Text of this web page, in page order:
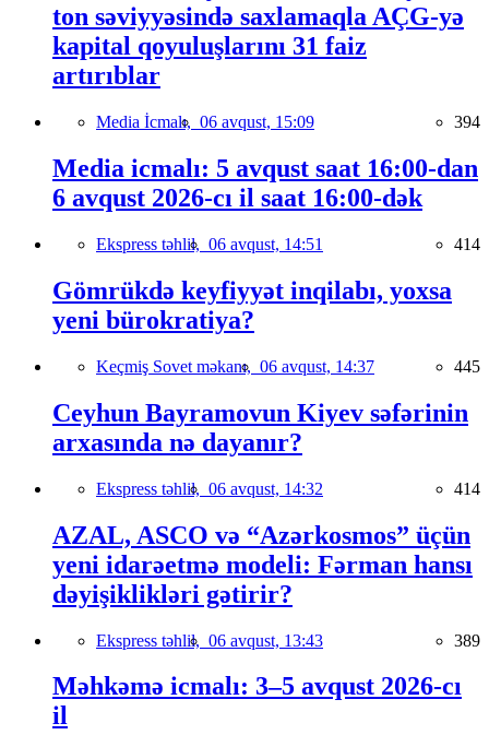
ton səviyyəsində saxlamaqla AÇG-yə
kapital qoyuluşlarını 31 faiz
artırıblar
Media İcmalı, 06 avqust, 15:09 394
Media icmalı: 5 avqust saat 16:00-dan
6 avqust 2026-cı il saat 16:00-dək
Ekspress təhlil, 06 avqust, 14:51 414
Gömrükdə keyfiyyət inqilabı, yoxsa
yeni bürokratiya?
Keçmiş Sovet məkanı, 06 avqust, 14:37 445
Ceyhun Bayramovun Kiyev səfərinin
arxasında nə dayanır?
Ekspress təhlil, 06 avqust, 14:32 414
AZAL, ASCO və “Azərkosmos” üçün
yeni idarəetmə modeli: Fərman hansı
dəyişiklikləri gətirir?
Ekspress təhlil, 06 avqust, 13:43 389
Məhkəmə icmalı: 3–5 avqust 2026-cı
il